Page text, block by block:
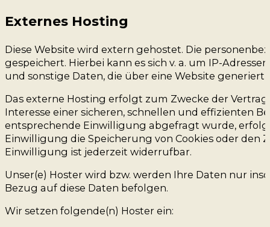
Externes Hosting
Diese Website wird extern gehostet. Die
gespeichert. Hierbei kann es sich v. a. um IP-
und sonstige Daten, die über eine Website generiert
Das externe Hosting erfolgt zum Zwecke der
Interesse einer sicheren, schnellen und effizienten
entsprechende Einwilligung abgefragt wurde, erfolgt
Einwilligung die Speicherung von Cookies oder den
Einwilligung ist jederzeit widerrufbar.
Unser(e) Hoster wird bzw. werden Ihre Daten nur
Bezug auf diese Daten befolgen.
Wir setzen folgende(n) Hoster ein: